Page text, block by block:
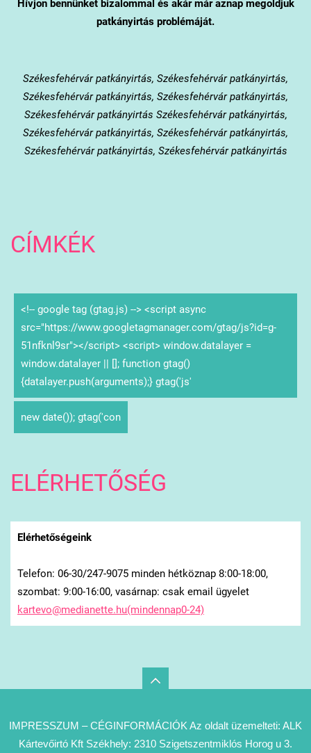
Hívjon bennünket bizalommal és akár már aznap megoldjuk
patkányirtás problémáját.
Székesfehérvárpatkányirtás, Székesfehérvár patkányirtás,
Székesfehérvár patkányirtás, Székesfehérvár patkányirtás,
Székesfehérvár patkányirtás Székesfehérvár patkányirtás,
Székesfehérvár patkányirtás, Székesfehérvár patkányirtás,
Székesfehérvár patkányirtás, Székesfehérvár patkányirtás
CÍMKÉK
<!-- google tag (gtag.js) --> <script async
src="https://www.googletagmanager.com/gtag/js?id=g-
51nfknl9sr"></script> <script> window.datalayer =
window.datalayer || []; function gtag()
{datalayer.push(arguments);} gtag('js'
new date()); gtag('con
ELÉRHETŐSÉG
Elérhetőségeink
Telefon: 06-30/247-9075 minden hétköznap 8:00-18:00,
szombat: 9:00-16:00, vasárnap: csak email ügyelet
kartevo@medianette.hu(mindennap0-24)
IMPRESSZUM – CÉGINFORMÁCIÓK Az oldalt üzemelteti: ALK
Kártevőirtó Kft Székhely: 2310 Szigetszentmiklós Horog u 3.